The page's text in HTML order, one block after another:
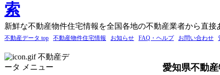
新鮮な不動産物件住宅情報を全国各地の不動産業者から直接
不動産データ top 不動産物件住宅情報 お知らせ FAQ・ヘルプ お問い合わせ
不動産デ
ータ メニュー
愛知県不動